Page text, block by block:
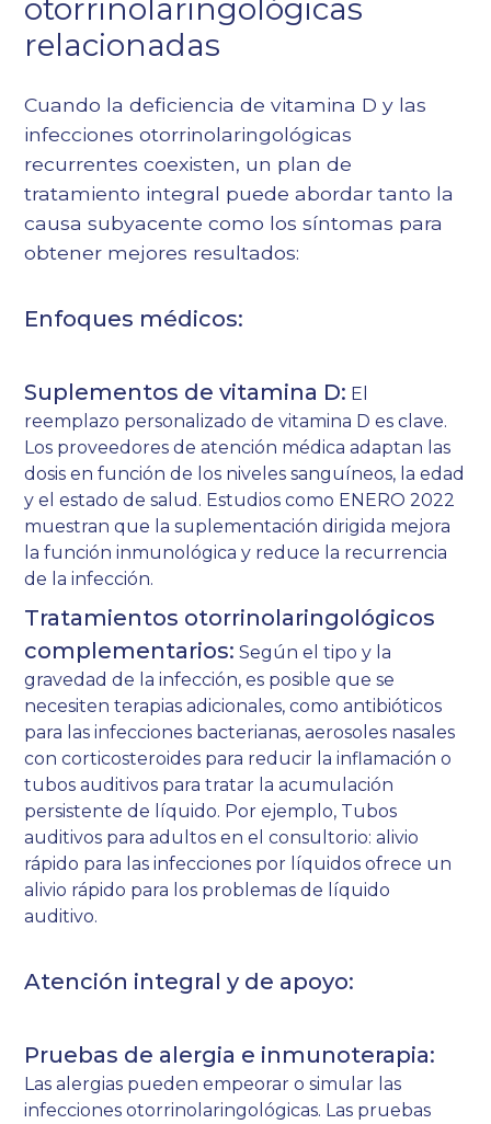
otorrinolaringológicas
relacionadas
Cuando la deficiencia de vitamina D y las
infecciones otorrinolaringológicas
recurrentes coexisten, un plan de
tratamiento integral puede abordar tanto la
causa subyacente como los síntomas para
obtener mejores resultados:
Enfoques médicos:
Suplementos de vitamina D: El
reemplazo personalizado de vitamina D es clave.
Los proveedores de atención médica adaptan las
dosis en función de los niveles sanguíneos, la edad
y el estado de salud. Estudios como ENERO 2022
muestran que la suplementación dirigida mejora
la función inmunológica y reduce la recurrencia
de la infección.
Tratamientos otorrinolaringológicos
complementarios: Según el tipo y la
gravedad de la infección, es posible que se
necesiten terapias adicionales, como antibióticos
para las infecciones bacterianas, aerosoles nasales
con corticosteroides para reducir la inflamación o
tubos auditivos para tratar la acumulación
persistente de líquido. Por ejemplo, Tubos
auditivos para adultos en el consultorio: alivio
rápido para las infecciones por líquidos ofrece un
alivio rápido para los problemas de líquido
auditivo.
Atención integral y de apoyo:
Pruebas de alergia e inmunoterapia:
Las alergias pueden empeorar o simular las
infecciones otorrinolaringológicas. Las pruebas